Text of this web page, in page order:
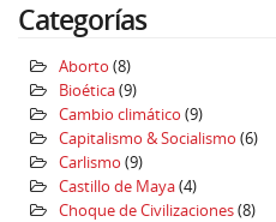
Categorías
Aborto (8)
Bioética(9)
Cambio climático (9)
Capitalismo & Socialismo (6)
Carlismo (9)
Castillo de Maya(4)
Choque de Civilizaciones(8)